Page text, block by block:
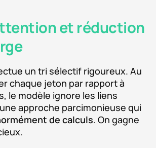
et réduction
un tri sélectif rigoureux. Au
chaque jeton par rapport à
le modèle ignore les liens
approche parcimonieuse qui
de calculs. On gagne